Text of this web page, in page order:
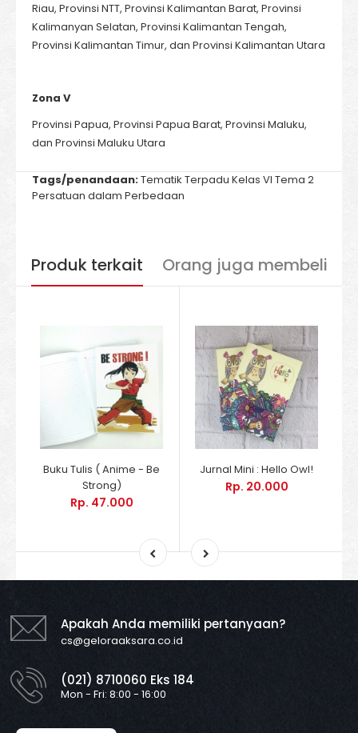
Riau, Provinsi NTT, Provinsi Kalimantan Barat, Provinsi
Kalimanyan Selatan, Provinsi Kalimantan Tengah,
Provinsi Kalimantan Timur, dan Provinsi Kalimantan Utara
Zona V
Provinsi Papua, Provinsi Papua Barat, Provinsi Maluku,
dan Provinsi Maluku Utara
Tags/penandaan:Tematik Terpadu Kelas VI Tema 2
Persatuan dalam Perbedaan
Produk terkait Orang juga membeli
Buku Tulis ( Anime - Be
Strong)
Rp. 47.000
Jurnal Mini : Hello Owl!
Rp. 20.000
Apakah Anda memiliki pertanyaan?
cs@geloraaksara.co.id
(021) 8710060 Eks 184
Mon - Fri: 8:00 - 16:00